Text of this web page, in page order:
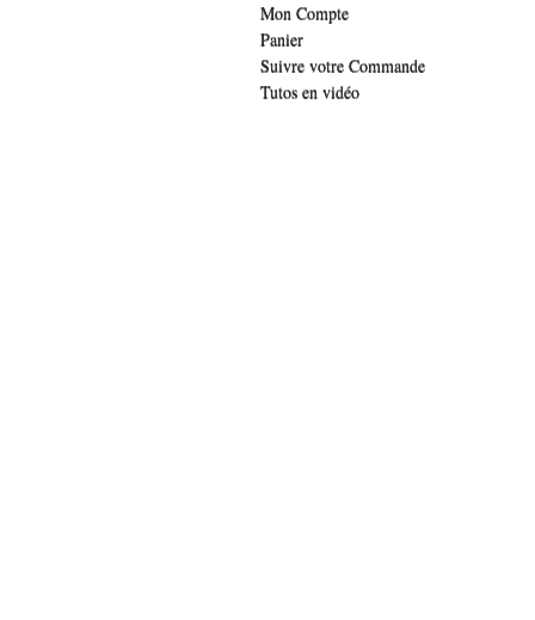
Mon Compte
Panier
Suivre votre Commande
Tutos en vidéo